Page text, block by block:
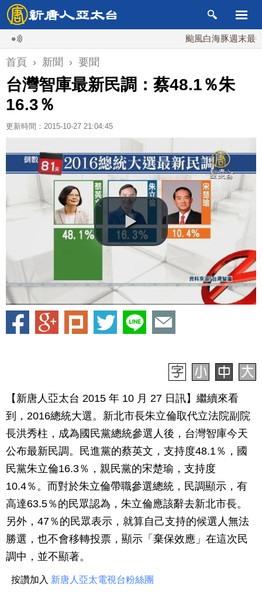
颱風白海豚週末最接近
首頁 › 新聞 › 要聞
台灣智庫最新民調：蔡48.1％朱
16.3％
更新時間：2015-10-27 21:04:45
【新唐人亞太台 2015 年 10 月 27 日訊】繼續來看
到，2016總統大選。新北市長朱立倫取代立法院副院
長洪秀柱，成為國民黨總統參選人後，台灣智庫今天
公布最新民調。民進黨的蔡英文，支持度48.1％，國
民黨朱立倫16.3％，親民黨的宋楚瑜，支持度
10.4％。而對於朱立倫帶職參選總統，民調顯示，有
高達63.5％的民眾認為，朱立倫應該辭去新北市長。
另外，47％的民眾表示，就算自己支持的候選人無法
勝選，也不會移轉投票，顯示「棄保效應」在這次民
調中，並不顯著。
按讚加入 新唐人亞太電視台粉絲團